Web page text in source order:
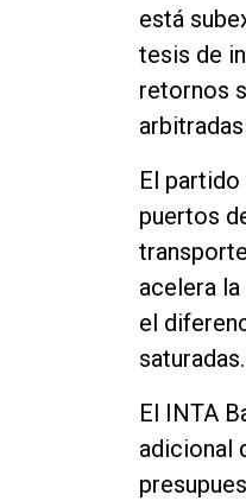
está
tesis de
retornos
El
puertos
acelera
el
saturadas.
El INTA
adicional